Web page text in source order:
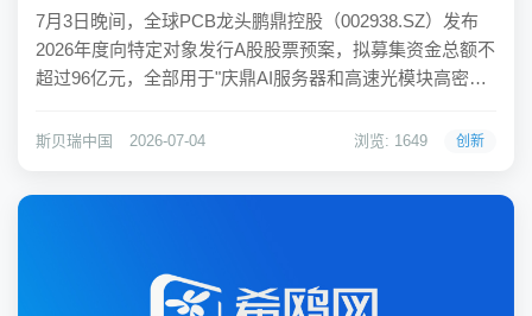
7月3日晚间，全球PCB龙头鹏鼎控股（002938.SZ）发布
2026年度向特定对象发行A股股票预案，拟募集资金总额不
超过96亿元，全部用于"庆鼎AI服务器和高速光模块高密度
元，将新增约65.56万平方米高阶HDI年产能，建设面向AI
斯贝瑞中国 2026-07-04 浏览: 1649 创新